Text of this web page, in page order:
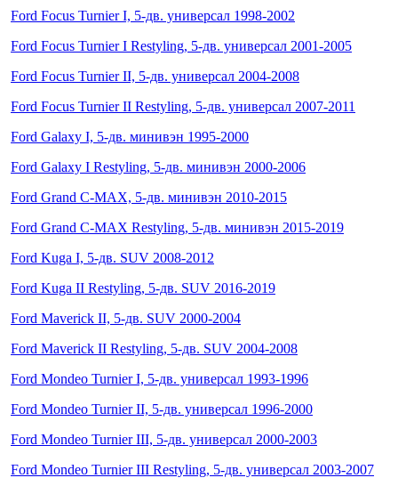
Ford Focus Turnier I, 5-дв. универсал 1998-2002
Ford Focus Turnier I Restyling, 5-дв. универсал 2001-2005
Ford Focus Turnier II, 5-дв. универсал 2004-2008
Ford Focus Turnier II Restyling, 5-дв. универсал 2007-2011
Ford Galaxy I, 5-дв. минивэн 1995-2000
Ford Galaxy I Restyling, 5-дв. минивэн 2000-2006
Ford Grand C-MAX, 5-дв. минивэн 2010-2015
Ford Grand C-MAX Restyling, 5-дв. минивэн 2015-2019
Ford Kuga I, 5-дв. SUV 2008-2012
Ford Kuga II Restyling, 5-дв. SUV 2016-2019
Ford Maverick II, 5-дв. SUV 2000-2004
Ford Maverick II Restyling, 5-дв. SUV 2004-2008
Ford Mondeo Turnier I, 5-дв. универсал 1993-1996
Ford Mondeo Turnier II, 5-дв. универсал 1996-2000
Ford Mondeo Turnier III, 5-дв. универсал 2000-2003
Ford Mondeo Turnier III Restyling, 5-дв. универсал 2003-2007